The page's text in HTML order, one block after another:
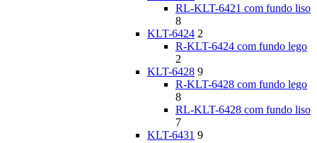
RL-KLT-6421 com fundo liso
8
KLT-6424 2
R-KLT-6424 com fundo lego
2
KLT-6428 9
R-KLT-6428 com fundo lego
8
RL-KLT-6428 com fundo liso
7
KLT-6431 9